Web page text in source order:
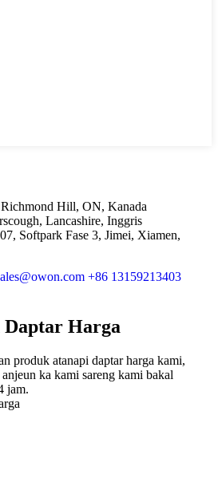
Hill, ON, Kanada
Lancashire, Inggris
Softpark Fase 3, Jimei, Xiamen,
+86 13159213403
Daptar Harga
produk atanapi daptar harga kami,
ka kami sareng kami bakal
jam.